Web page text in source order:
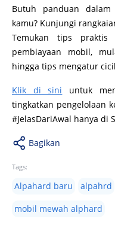
Butuh panduan dalam
kamu? Kunjungi
Temukan tips praktis
pembiayaan mobil,
hingga tips mengatur
Klik di sini untuk
tingkatkan pengelolaan
#JelasDariAwal hanya di
Bagikan
Tags:
Alpahard baru alpahrd
mobil mewah alphard